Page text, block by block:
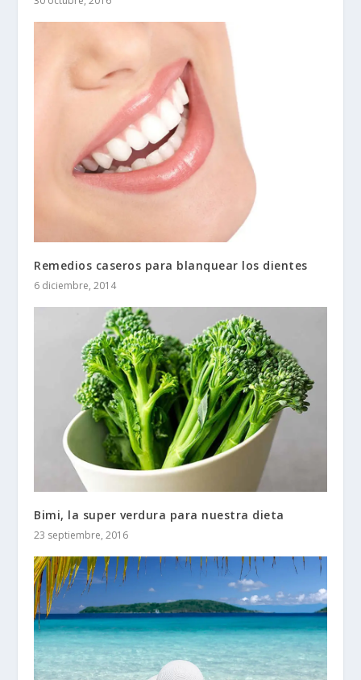
Remedios caseros para blanquear los dientes
6 diciembre, 2014
Bimi, la super verdura para nuestra dieta
23 septiembre, 2016